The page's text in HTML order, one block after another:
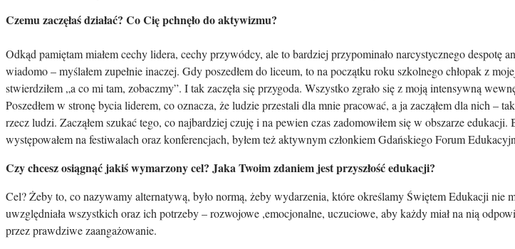
Czemu zaczęłaś działać? Co Cię pchnęło do aktywizmu?
Odkąd pamiętam miałem cechy lidera, cechy przywódcy, ale to bardziej przypominało narcystycznego
wiadomo – myślałem zupełnie inaczej. Gdy poszedłem do liceum, to na początku roku szkolnego chłopak z
stwierdziłem „a co mi tam, zobaczmy”. I tak zaczęła się przygoda. Wszystko zgrało się z moją intensywną
Poszedłem w stronę bycia liderem, co oznacza, że ludzie przestali dla mnie pracować, a ja zacząłem dla nich
rzecz ludzi. Zacząłem szukać tego, co najbardziej czuję i na pewien czas zadomowiłem się w obszarze
występowałem na festiwalach oraz konferencjach, byłem też aktywnym członkiem Gdańskiego Forum
Czy chcesz osiągnąć jakiś wymarzony cel? Jaka Twoim zdaniem jest przyszłość edukacji?
Cel? Żeby to, co nazywamy alternatywą, było normą, żeby wydarzenia, które określamy Świętem Edukacji
uwzględniała wszystkich oraz ich potrzeby – rozwojowe ,emocjonalne, uczuciowe, aby każdy miał na nią
przez prawdziwe zaangażowanie.